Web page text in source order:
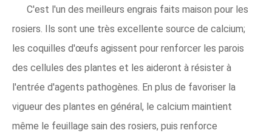
C'est l'un des meilleurs engrais faits maison pour les
rosiers. Ils sont une très excellente source de calcium;
les coquilles d'œufs agissent pour renforcer les parois
des cellules des plantes et les aideront à résister à
l'entrée d'agents pathogènes. En plus de favoriser la
vigueur des plantes en général, le calcium maintient
même le feuillage sain des rosiers, puis renforce